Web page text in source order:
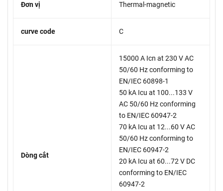
Đơn vị Thermal-magnetic
curve code C
Dòng cắt
15000 A Icn at 230 V AC
50/60 Hz conforming to
EN/IEC 60898-1
50 kA Icu at 100...133 V
AC 50/60 Hz conforming
to EN/IEC 60947-2
70 kA Icu at 12...60 V AC
50/60 Hz conforming to
EN/IEC 60947-2
20 kA Icu at 60...72 V DC
conforming to EN/IEC
60947-2